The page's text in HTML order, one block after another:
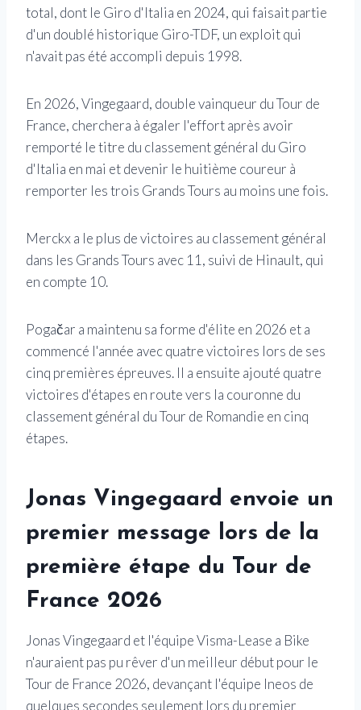
total, dont le Giro d'Italia en 2024, qui faisait partie
d'un doublé historique Giro-TDF, un exploit qui
n'avait pas été accompli depuis 1998.
En 2026, Vingegaard, double vainqueur du Tour de
France, cherchera à égaler l'effort après avoir
remporté le titre du classement général du Giro
d'Italia en mai et devenir le huitième coureur à
remporter les trois Grands Tours au moins une fois.
Merckx a le plus de victoires au classement général
dans les Grands Tours avec 11, suivi de Hinault, qui
en compte 10.
Pogačar a maintenu sa forme d'élite en 2026 et a
commencé l'année avec quatre victoires lors de ses
cinq premières épreuves. Il a ensuite ajouté quatre
victoires d'étapes en route vers la couronne du
classement général du Tour de Romandie en cinq
étapes.
Jonas Vingegaard envoie un
premier message lors de la
première étape du Tour de
France 2026
Jonas Vingegaard et l'équipe Visma-Lease a Bike
n'auraient pas pu rêver d'un meilleur début pour le
Tour de France 2026, devançant l'équipe Ineos de
quelques secondes seulement lors du premier